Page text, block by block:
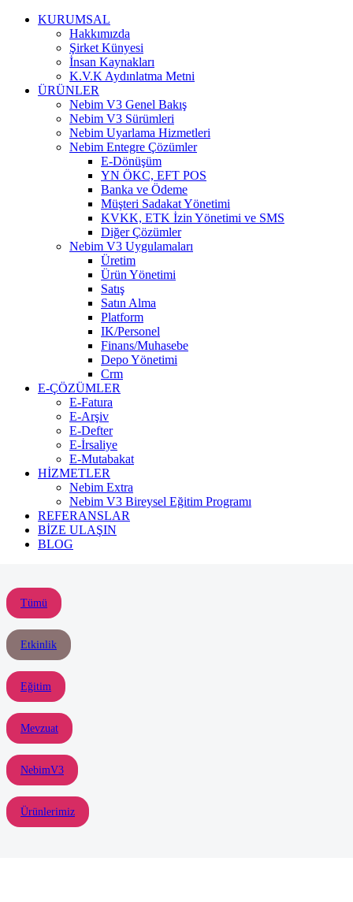
KURUMSAL
Hakkımızda
Şirket Künyesi
İnsan Kaynakları
K.V.K Aydınlatma Metni
ÜRÜNLER
Nebim V3 Genel Bakış
Nebim V3 Sürümleri
Nebim Uyarlama Hizmetleri
Nebim Entegre Çözümler
E-Dönüşüm
YN ÖKC, EFT POS
Banka ve Ödeme
Müşteri Sadakat Yönetimi
KVKK, ETK İzin Yönetimi ve SMS
Diğer Çözümler
Nebim V3 Uygulamaları
Üretim
Ürün Yönetimi
Satış
Satın Alma
Platform
IK/Personel
Finans/Muhasebe
Depo Yönetimi
Crm
E-ÇÖZÜMLER
E-Fatura
E-Arşiv
E-Defter
E-İrsaliye
E-Mutabakat
HİZMETLER
Nebim Extra
Nebim V3 Bireysel Eğitim Programı
REFERANSLAR
BİZE ULAŞIN
BLOG
Tümü
Etkinlik
Eğitim
Mevzuat
NebimV3
Ürünlerimiz